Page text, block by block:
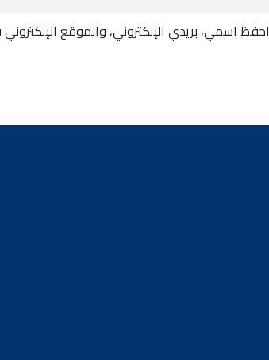
احفظ اسمي، بريدي الإلكتروني، والموقع